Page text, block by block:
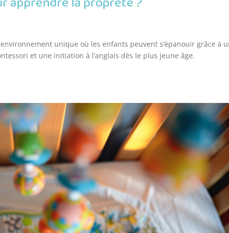
unique où les enfants peuvent s’épanouir grâce à
et une initiation à l’anglais dès le plus jeune âge.